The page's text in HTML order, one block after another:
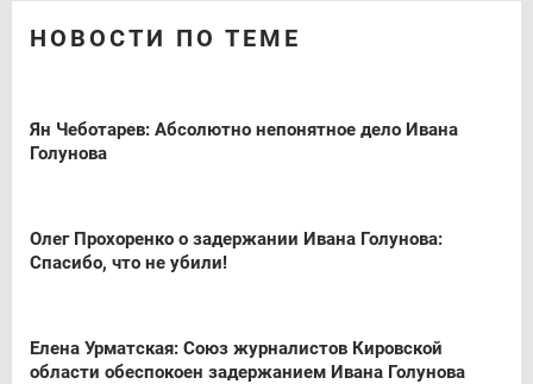
НОВОСТИ ПО ТЕМЕ
Ян Чеботарев: Абсолютно непонятное дело Ивана
Голунова
Олег Прохоренко о задержании Ивана Голунова:
Спасибо, что не убили!
Елена Урматская: Союз журналистов Кировской
области обеспокоен задержанием Ивана Голунова